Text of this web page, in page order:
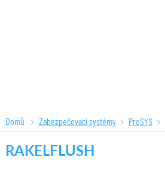
Domů Zabezpečovací systémy ProSYS
RAKELFLUSH